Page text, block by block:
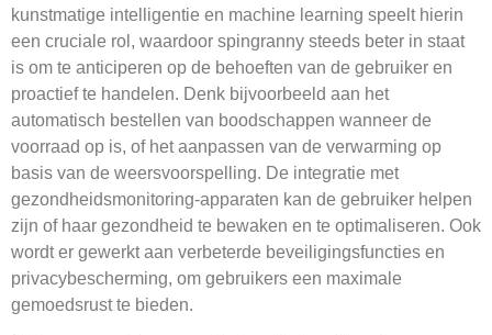
kunstmatige intelligentie en machine learning speelt hierin
een cruciale rol, waardoor spingranny steeds beter in staat
is om te anticiperen op de behoeften van de gebruiker en
proactief te handelen. Denk bijvoorbeeld aan het
automatisch bestellen van boodschappen wanneer de
voorraad op is, of het aanpassen van de verwarming op
basis van de weersvoorspelling. De integratie met
gezondheidsmonitoring-apparaten kan de gebruiker helpen
zijn of haar gezondheid te bewaken en te optimaliseren. Ook
wordt er gewerkt aan verbeterde beveiligingsfuncties en
privacybescherming, om gebruikers een maximale
gemoedsrust te bieden.